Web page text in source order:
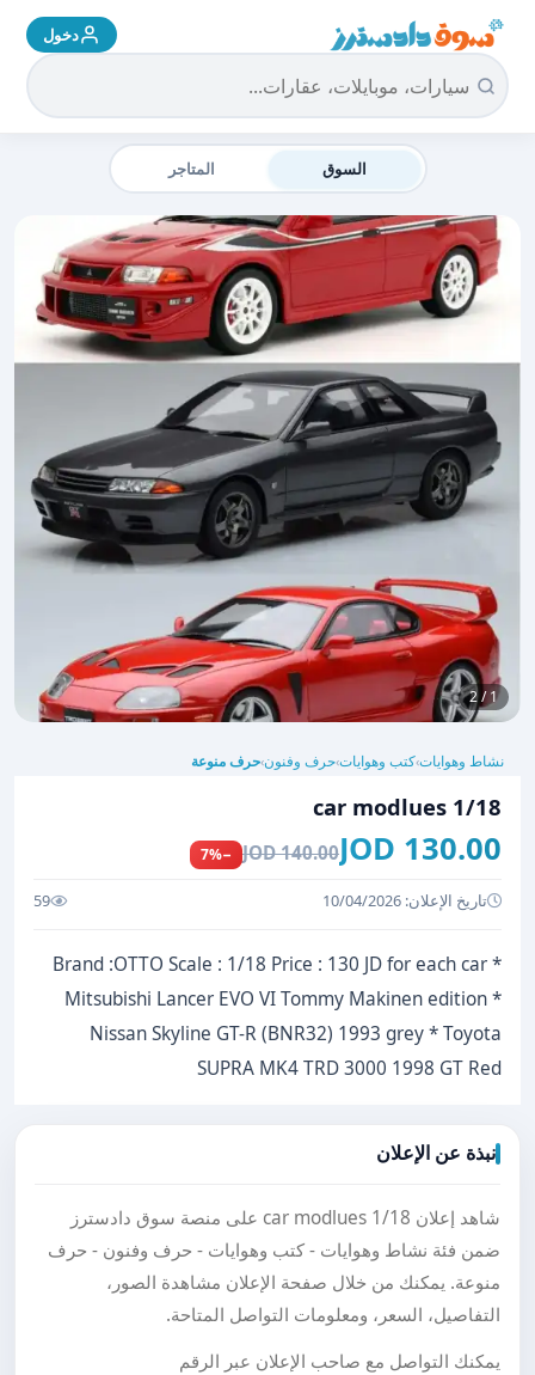
سوق دادسترز الرئيسية دخول
السوق المتاجر
1 / 2
نشاط وهوايات›كتب وهوايات›حرف وفنون›حرف منوعة
1/18 car modlues
130.00 JOD
140.00 JOD
−7%
تاريخ الإعلان: 10/04/2026 59
Brand :OTTO Scale : 1/18 Price : 130 JD for each car *
Mitsubishi Lancer EVO VI Tommy Makinen edition *
Nissan Skyline GT-R (BNR32) 1993 grey * Toyota
SUPRA MK4 TRD 3000 1998 GT Red
نبذة عن الإعلان
شاهد إعلان 1/18 car modlues على منصة سوق دادسترز
ضمن فئة نشاط وهوايات - كتب وهوايات - حرف وفنون - حرف
منوعة. يمكنك من خلال صفحة الإعلان مشاهدة الصور،
التفاصيل، السعر، ومعلومات التواصل المتاحة.
يمكنك التواصل مع صاحب الإعلان عبر الرقم